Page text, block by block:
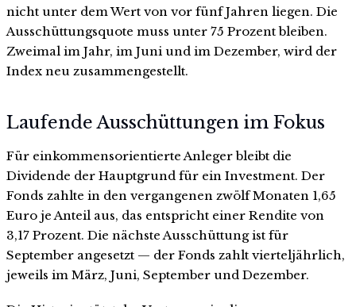
nicht unter dem Wert von vor fünf Jahren liegen. Die
Ausschüttungsquote muss unter 75 Prozent bleiben.
Zweimal im Jahr, im Juni und im Dezember, wird der
Index neu zusammengestellt.
Laufende Ausschüttungen im Fokus
Für einkommensorientierte Anleger bleibt die
Dividende der Hauptgrund für ein Investment. Der
Fonds zahlte in den vergangenen zwölf Monaten 1,65
Euro je Anteil aus, das entspricht einer Rendite von
3,17 Prozent. Die nächste Ausschüttung ist für
September angesetzt — der Fonds zahlt vierteljährlich,
jeweils im März, Juni, September und Dezember.